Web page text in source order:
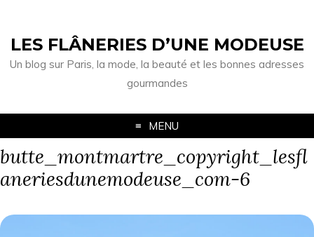
LES FLÂNERIES D’UNE MODEUSE
Un blog sur Paris, la mode, la beauté et les bonnes adresses
gourmandes
MENU
butte_montmartre_copyright_lesfl
aneriesdunemodeuse_com-6